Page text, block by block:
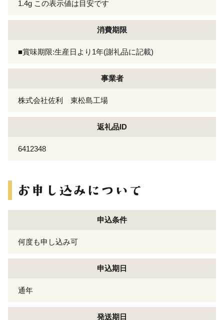
1.4g この表示値は目安です
消費期限
■賞味期限:生産日より1年(謝礼品に記載)
事業者
株式会社佐利 東松島工場
返礼品ID
6412348
申込条件
何度も申し込み可
申込期日
通年
発送期日